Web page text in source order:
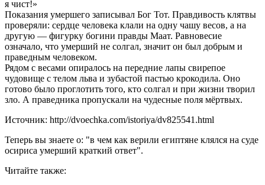
я чист!»
Показания умершего записывал Бог Тот. Правдивость клятвы
проверяли: сердце человека клали на одну чашу весов, а на
другую — фигурку богини правды Маат. Равновесие
означало, что умерший не солгал, значит он был добрым и
праведным человеком.
Рядом с весами опиралось на передние лапы свирепое
чудовище с телом льва и зубастой пастью крокодила. Оно
готово было проглотить того, кто солгал и при жизни творил
зло. А праведника пропускали на чудесные поля мёртвых.
Источник: http://dvoechka.com/istoriya/dv825541.html
Теперь вы знаете о: "в чем как верили египтяне клялся на суде
осириса умерший краткий ответ".
Читайте также: